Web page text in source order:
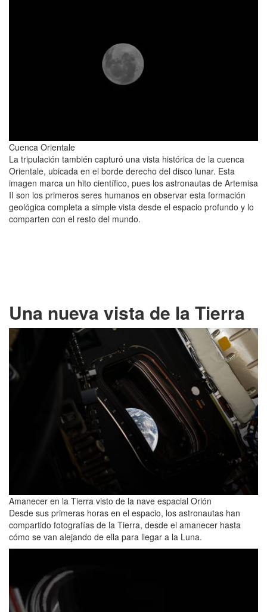
Cuenca Orientale
La tripulación también capturó una vista histórica de la cuenca
Orientale, ubicada en el borde derecho del disco lunar. Esta
imagen marca un hito científico, pues los astronautas de Artemisa
II son los primeros seres humanos en observar esta formación
geológica completa a simple vista desde el espacio profundo y lo
comparten con el resto del mundo.
Una nueva vista de la Tierra
Amanecer en la Tierra visto de la nave espacial Orión
Desde sus primeras horas en el espacio, los astronautas han
compartido fotografías de la Tierra, desde el amanecer hasta
cómo se van alejando de ella para llegar a la Luna.